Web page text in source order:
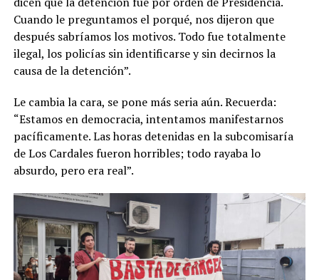
Cuando le preguntamos el porqué, nos dijeron que
después sabríamos los motivos. Todo fue totalmente
ilegal, los policías sin identificarse y sin decirnos la
causa de la detención”.
Le cambia la cara, se pone más seria aún. Recuerda:
“Estamos en democracia, intentamos manifestarnos
pacíficamente. Las horas detenidas en la subcomisaría
de Los Cardales fueron horribles; todo rayaba lo
absurdo, pero era real”.